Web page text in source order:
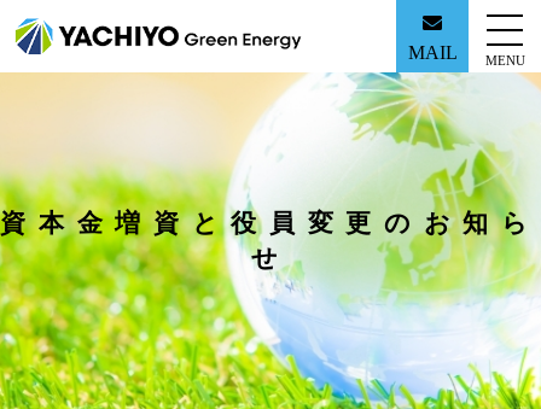
MAIL MENU
資本金増資と役員変更のお知ら
せ